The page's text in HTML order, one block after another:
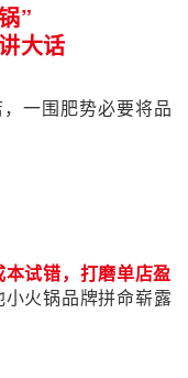
”
大话
一围肥势必要将品
试错，打磨单店盈
小火锅品牌拼命崭露